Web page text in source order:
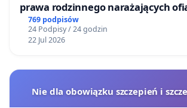
prawa rodzinnego
769 podpisów
24 Podpisy / 24 godzin
22 Jul 2026
Nie dla obowiązku szczepień i